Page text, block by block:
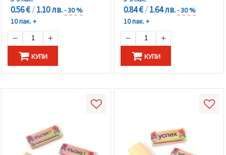
0.56 €/1.10 лв.- 30 %
10 пак. +
КУПИ
0.84 €/1.64 лв.- 30 %
10 пак. +
КУПИ